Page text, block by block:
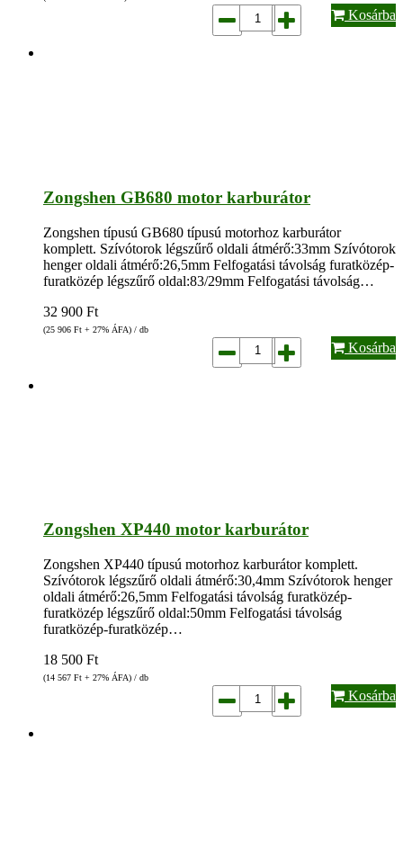
Kosárba
Zongshen GB680 motor karburátor
Zongshen típusú GB680 típusú motorhoz karburátor
komplett. Szívótorok légszűrő oldali átmérő:33mm Szívótorok
henger oldali átmérő:26,5mm Felfogatási távolság furatközép-
furatközép légszűrő oldal:83/29mm Felfogatási távolság…
32 900 Ft
(25 906 Ft + 27% ÁFA) / db
Kosárba
Zongshen XP440 motor karburátor
Zongshen XP440 típusú motorhoz karburátor komplett.
Szívótorok légszűrő oldali átmérő:30,4mm Szívótorok henger
oldali átmérő:26,5mm Felfogatási távolság furatközép-
furatközép légszűrő oldal:50mm Felfogatási távolság
furatközép-furatközép…
18 500 Ft
(14 567 Ft + 27% ÁFA) / db
Kosárba